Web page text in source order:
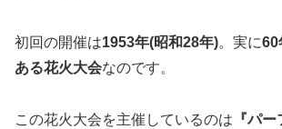
初回の開催は1953年(昭和28年)。実に60
ある花火大会なのです。
この花火大会を主催しているのは 『パ